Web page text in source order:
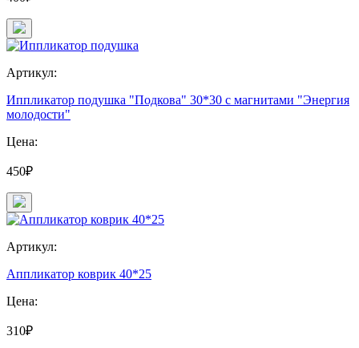
Артикул:
Иппликатор подушка "Подкова" 30*30 с магнитами "Энергия
молодости"
Цена:
450₽
Артикул:
Аппликатор коврик 40*25
Цена:
310₽